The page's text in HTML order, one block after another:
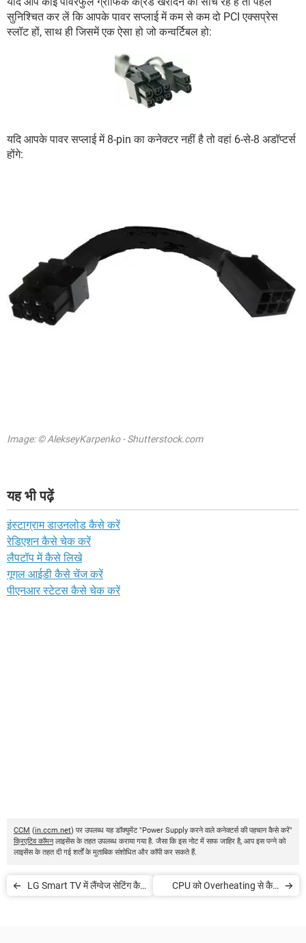
सुनिश्चित कर लें कि आपके पावर सप्लाई में कम से कम दो PCI एक्सप्रेस
स्लॉट हों, साथ ही जिसमें एक ऐसा हो जो कन्वर्टिबल हो:
यदि आपके पावर सप्लाई में 8-pin का कनेक्टर नहीं है तो वहां 6-से-8 अडॉप्टर्स
होंगे:
Image: © AlekseyKarpenko - Shutterstock.com
यह भी पढ़ें
इंस्टाग्राम डाउनलोड कैसे करें
रेडिएशन कैसे चेक करें
लैपटॉप में कैसे लिखे
गूगल आईडी कैसे चेंज करें
पीएनआर स्टेटस कैसे चेक करें
CCM (in.ccm.net) पर उपलब्ध यह डॉक्युमेंट "Power Supply करने वाले कनेक्टर्स की पहचान कैसे करें"
क्रिएटिव कॉमनलाइसेंस के तहत उपलब्ध कराया गया है. जैसा कि इस नोट में साफ जाहिर है, आप इस पन्ने को
लाइसेंस के तहत दी गई शर्तों के मुताबिक संशोधित और कॉपी कर सकते हैं.
LG Smart TV में लैंग्वेज सेटिंग कैसे
CPU को Overheating से कैसे